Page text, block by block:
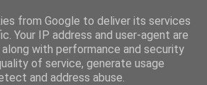
from Google to deliver its services
Your IP address and user-agent are
with performance and security
of service, generate usage
and address abuse.